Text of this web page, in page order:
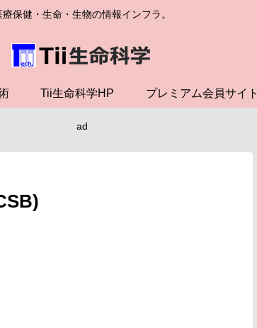
療保健・生命・生物の情報インフラ。
Tii生命科学HP プレミアム会員サイト
ad